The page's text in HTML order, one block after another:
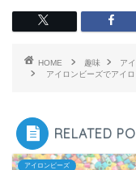
HOME 趣味
ア
アイロンビーズでアイ
RELATED
アイロンビーズ